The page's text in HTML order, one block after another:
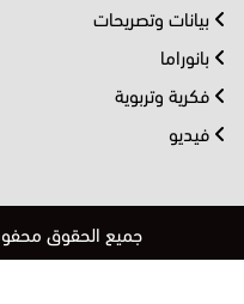
بيانات وتصريحات
بانوراما
فكرية وتربوية
فيديو
جميع الحقوق محفوظة